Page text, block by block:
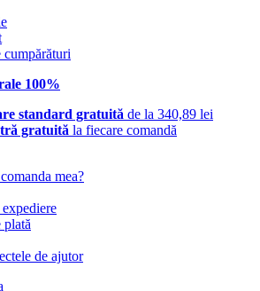
cumpărături
100%
standard gratuită de la 340,89 lei
gratuită la fiecare comandă
mea?
de ajutor